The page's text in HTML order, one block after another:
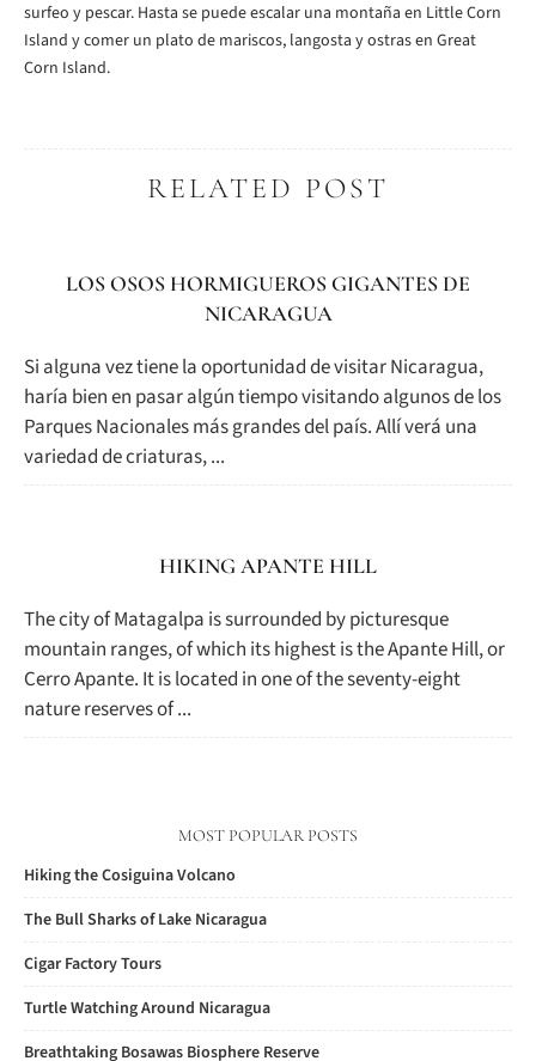
surfeo y pescar. Hasta se puede escalar una montaña en Little Corn
Island y comer un plato de mariscos, langosta y ostras en Great
Corn Island.
RELATED POST
LOS OSOS HORMIGUEROS GIGANTES DE
NICARAGUA
Si alguna vez tiene la oportunidad de visitar Nicaragua,
haría bien en pasar algún tiempo visitando algunos de los
Parques Nacionales más grandes del país. Allí verá una
variedad de criaturas, ...
HIKING APANTE HILL
The city of Matagalpa is surrounded by picturesque
mountain ranges, of which its highest is the Apante Hill, or
Cerro Apante. It is located in one of the seventy-eight
nature reserves of ...
MOST POPULAR POSTS
Hiking the Cosiguina Volcano
The Bull Sharks of Lake Nicaragua
Cigar Factory Tours
Turtle Watching Around Nicaragua
Breathtaking Bosawas Biosphere Reserve